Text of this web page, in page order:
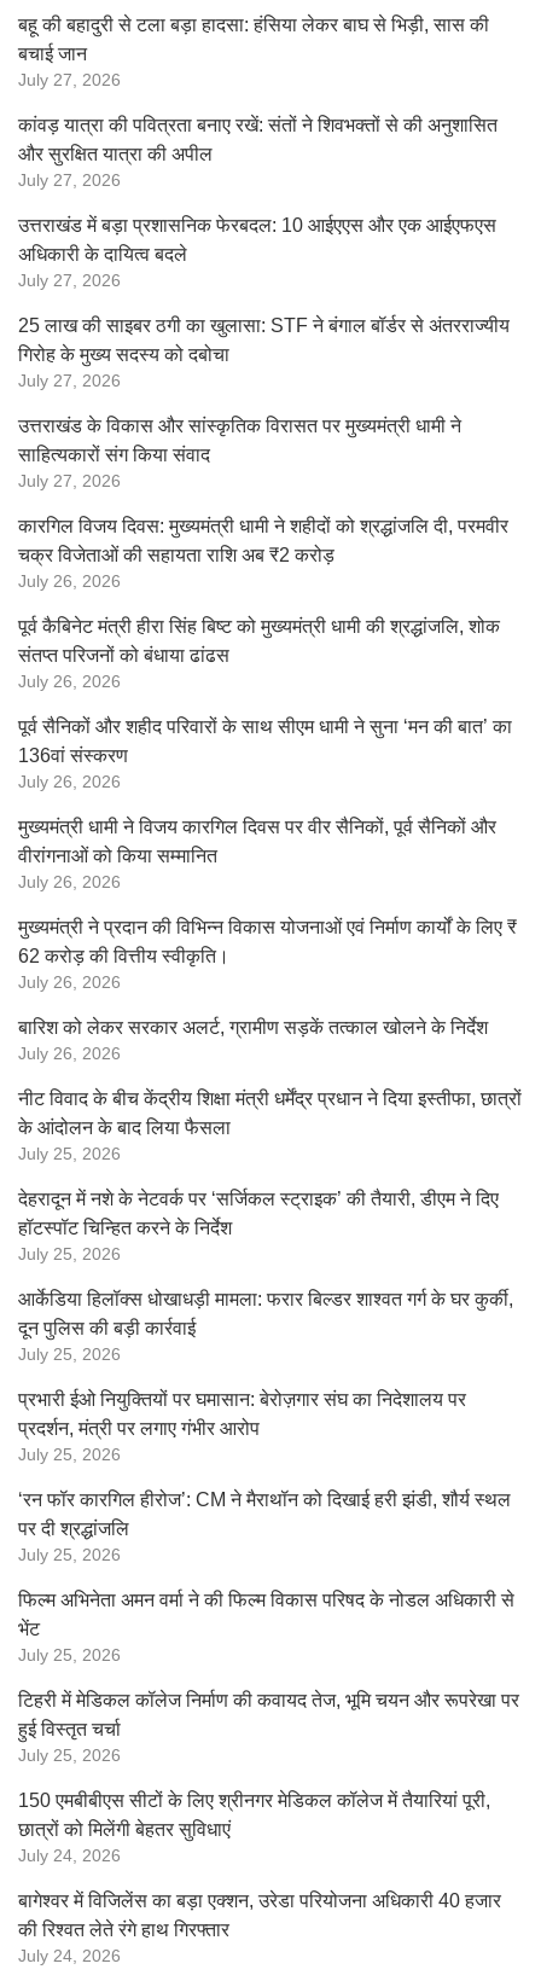
बहू की बहादुरी से टला बड़ा हादसा: हंसिया लेकर बाघ से भिड़ी, सास की
बचाई जान
July 27, 2026
कांवड़ यात्रा की पवित्रता बनाए रखें: संतों ने शिवभक्तों से की अनुशासित
और सुरक्षित यात्रा की अपील
July 27, 2026
उत्तराखंड में बड़ा प्रशासनिक फेरबदल: 10 आईएएस और एक आईएफएस
अधिकारी के दायित्व बदले
July 27, 2026
25 लाख की साइबर ठगी का खुलासा: STF ने बंगाल बॉर्डर से अंतरराज्यीय
गिरोह के मुख्य सदस्य को दबोचा
July 27, 2026
उत्तराखंड के विकास और सांस्कृतिक विरासत पर मुख्यमंत्री धामी ने
साहित्यकारों संग किया संवाद
July 27, 2026
कारगिल विजय दिवस: मुख्यमंत्री धामी ने शहीदों को श्रद्धांजलि दी, परमवीर
चक्र विजेताओं की सहायता राशि अब ₹2 करोड़
July 26, 2026
पूर्व कैबिनेट मंत्री हीरा सिंह बिष्ट को मुख्यमंत्री धामी की श्रद्धांजलि, शोक
संतप्त परिजनों को बंधाया ढांढस
July 26, 2026
पूर्व सैनिकों और शहीद परिवारों के साथ सीएम धामी ने सुना ‘मन की बात’ का
136वां संस्करण
July 26, 2026
मुख्यमंत्री धामी ने विजय कारगिल दिवस पर वीर सैनिकों, पूर्व सैनिकों और
वीरांगनाओं को किया सम्मानित
July 26, 2026
मुख्यमंत्री ने प्रदान की विभिन्न विकास योजनाओं एवं निर्माण कार्यों के लिए ₹
62 करोड़ की वित्तीय स्वीकृति।
July 26, 2026
बारिश को लेकर सरकार अलर्ट, ग्रामीण सड़कें तत्काल खोलने के निर्देश
July 26, 2026
नीट विवाद के बीच केंद्रीय शिक्षा मंत्री धर्मेंद्र प्रधान ने दिया इस्तीफा, छात्रों
के आंदोलन के बाद लिया फैसला
July 25, 2026
देहरादून में नशे के नेटवर्क पर ‘सर्जिकल स्ट्राइक’ की तैयारी, डीएम ने दिए
हॉटस्पॉट चिन्हित करने के निर्देश
July 25, 2026
आर्केडिया हिलॉक्स धोखाधड़ी मामला: फरार बिल्डर शाश्वत गर्ग के घर कुर्की,
दून पुलिस की बड़ी कार्रवाई
July 25, 2026
प्रभारी ईओ नियुक्तियों पर घमासान: बेरोज़गार संघ का निदेशालय पर
प्रदर्शन, मंत्री पर लगाए गंभीर आरोप
July 25, 2026
‘रन फॉर कारगिल हीरोज’: CM ने मैराथॉन को दिखाई हरी झंडी, शौर्य स्थल
पर दी श्रद्धांजलि
July 25, 2026
फिल्म अभिनेता अमन वर्मा ने की फिल्म विकास परिषद के नोडल अधिकारी से
भेंट
July 25, 2026
टिहरी में मेडिकल कॉलेज निर्माण की कवायद तेज, भूमि चयन और रूपरेखा पर
हुई विस्तृत चर्चा
July 25, 2026
150 एमबीबीएस सीटों के लिए श्रीनगर मेडिकल कॉलेज में तैयारियां पूरी,
छात्रों को मिलेंगी बेहतर सुविधाएं
July 24, 2026
बागेश्वर में विजिलेंस का बड़ा एक्शन, उरेडा परियोजना अधिकारी 40 हजार
की रिश्वत लेते रंगे हाथ गिरफ्तार
July 24, 2026